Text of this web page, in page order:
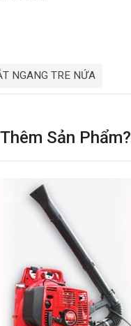
NGANG TRE NỨA
Sản Phẩm?